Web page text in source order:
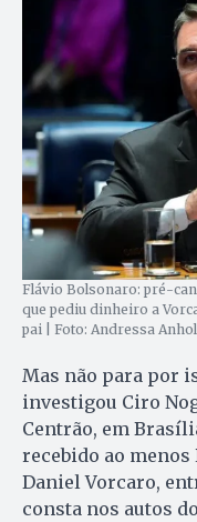
Flávio Bolsonaro: pré-
que pediu dinheiro a
pai | Foto: Andressa
Mas não para por
investigou Ciro
Centrão, em
recebido ao menos
Daniel Vorcaro,
consta nos autos